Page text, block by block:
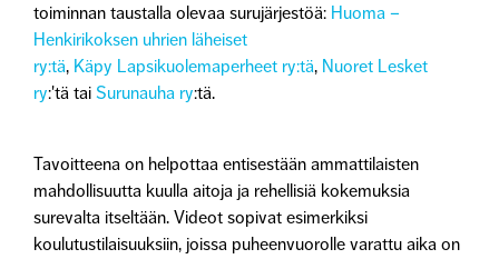
toiminnan taustalla olevaa surujärjestöä: Huoma –
Henkirikoksen uhrien läheiset
ry:tä, Käpy Lapsikuolemaperheetry:tä, Nuoret Lesket
ry:'tä tai Surunauha ry:tä.
Tavoitteena on helpottaa entisestään ammattilaisten
mahdollisuutta kuulla aitoja ja rehellisiä kokemuksia
surevalta itseltään. Videot sopivat esimerkiksi
koulutustilaisuuksiin, joissa puheenvuorolle varattu aika on